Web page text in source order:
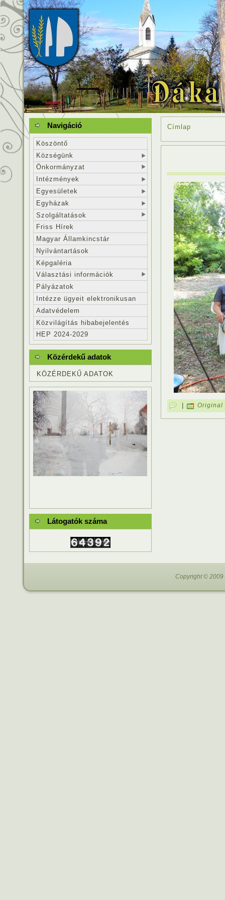
Címlap
Original
Navigáció
Köszöntő
Községünk
Önkormányzat
Intézmények
Egyesületek
Egyházak
Szolgáltatások
Friss Hírek
Magyar Államkincstár
Nyilvántartások
Képgaléria
Választási információk
Pályázatok
Intézze ügyeit elektronikusan
Adatvédelem
Közvilágítás hibabejelentés
HEP 2024-2029
Közérdekű adatok
KÖZÉRDEKŰ ADATOK
Látogatók száma
Copyright © 2009